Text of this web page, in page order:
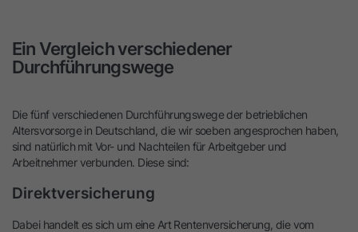
Ein Vergleich verschiedener
Durchführungswege
Die fünf verschiedenen Durchführungswege der betrieblichen
Altersvorsorge in Deutschland, die wir soeben angesprochen haben,
sind natürlich mit Vor- und Nachteilen für Arbeitgeber und
Arbeitnehmer verbunden. Diese sind:
Direktversicherung
Dabei handelt es sich um eine Art Rentenversicherung, die vom